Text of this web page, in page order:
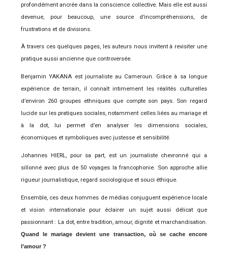
profondément ancrée dans la conscience collective. Mais elle est aussi
devenue, pour beaucoup, une source d’incompréhensions, de
frustrations et de divisions.
À travers ces quelques pages, les auteurs nous invitent à revisiter une
pratique aussi ancienne que controversée.
Benjamin YAKANA est journaliste au Cameroun. Grâce à sa longue
expérience de terrain, il connaît intimement les réalités culturelles
d’environ 260 groupes ethniques que compte son pays. Son regard
lucide sur les pratiques sociales, notamment celles liées au mariage et
à la dot, lui permet d’en analyser les dimensions sociales,
économiques et symboliques avec justesse et sensibilité.
Johannes HIERL, pour sa part, est un journaliste chevronné qui a
sillonné avec plus de 50 voyages la francophonie. Son approche allie
rigueur journalistique, regard sociologique et souci éthique.
Ensemble, ces deux hommes de médias conjuguent expérience locale
et vision internationale pour éclairer un sujet aussi délicat que
passionnant : La dot, entre tradition, amour, dignité et marchandisation.
Quand le mariage devient une transaction, où se cache encore
l’amour ?